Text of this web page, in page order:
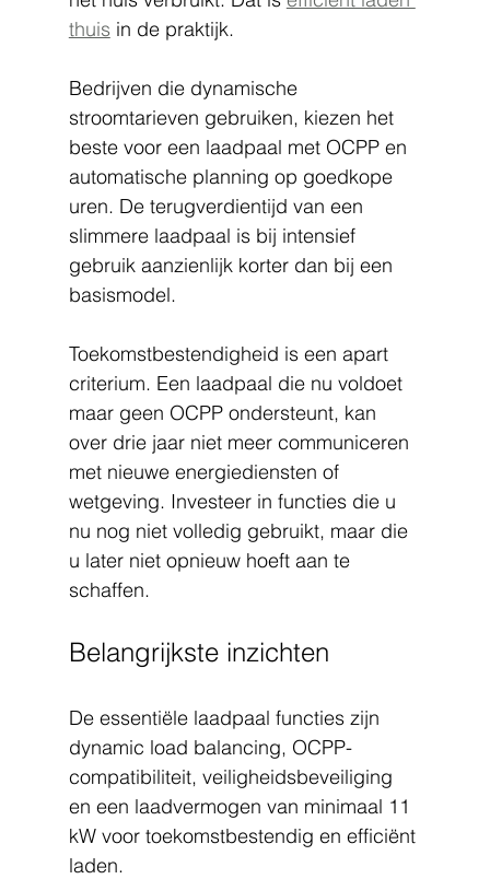
thuis in de praktijk.
Bedrijven die dynamische
stroomtarieven gebruiken, kiezen het
beste voor een laadpaal met OCPP en
automatische planning op goedkope
uren. De terugverdientijd van een
slimmere laadpaal is bij intensief
gebruik aanzienlijk korter dan bij een
basismodel.
Toekomstbestendigheid is een apart
criterium. Een laadpaal die nu voldoet
maar geen OCPP ondersteunt, kan
over drie jaar niet meer communiceren
met nieuwe energiediensten of
wetgeving. Investeer in functies die u
nu nog niet volledig gebruikt, maar die
u later niet opnieuw hoeft aan te
schaffen.
Belangrijkste inzichten
De essentiële laadpaal functies zijn
dynamic load balancing, OCPP-
compatibiliteit, veiligheidsbeveiliging
en een laadvermogen van minimaal 11
kW voor toekomstbestendig en efficiënt
laden.